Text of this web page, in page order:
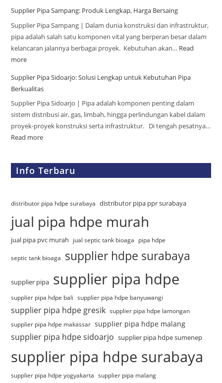
Supplier Pipa Sampang: Produk Lengkap, Harga Bersaing
Supplier Pipa Sampang | Dalam dunia konstruksi dan infrastruktur,
pipa adalah salah satu komponen vital yang berperan besar dalam
kelancaran jalannya berbagai proyek. Kebutuhan akan… Read
more
Supplier Pipa Sidoarjo: Solusi Lengkap untuk Kebutuhan Pipa
Berkualitas
Supplier Pipa Sidoarjo | Pipa adalah komponen penting dalam
sistem distribusi air, gas, limbah, hingga perlindungan kabel dalam
proyek-proyek konstruksi serta infrastruktur. Di tengah pesatnya…
Read more
Info Terbaru
distributor pipa hdpe surabaya distributor pipa ppr surabaya
jual pipa hdpe murah
jual pipa pvc murah jual septic tank bioaga pipa hdpe
septic tank bioaga supplier hdpe surabaya
supplier pipa supplier pipa hdpe
supplier pipa hdpe bali supplier pipa hdpe banyuwangi
supplier pipa hdpe gresik supplier pipa hdpe lamongan
supplier pipa hdpe makassar supplier pipa hdpe malang
supplier pipa hdpe sidoarjo supplier pipa hdpe sumenep
supplier pipa hdpe surabaya
supplier pipa hdpe yogyakarta supplier pipa malang